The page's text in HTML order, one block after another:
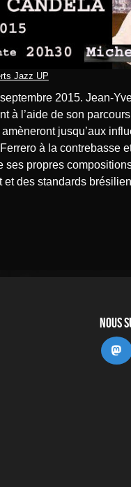
Jazz UP
à l’aide de son
jusqu’aux
à la contrebasse
ses propres
et des standards
Nous